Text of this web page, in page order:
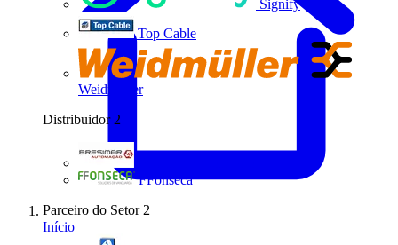
Signify
Top Cable
Weidmüller
Distribuidor 2
FFonseca
Parceiro do Setor 2
Início